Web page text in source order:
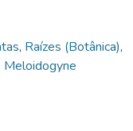
, Raízes (Botânica),
Meloidogyne